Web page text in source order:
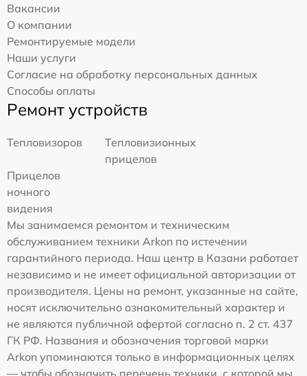
Вакансии
О компании
Ремонтируемые модели
Наши услуги
Согласие на обработку персональных данных
Способы оплаты
Ремонт устройств
Тепловизоров
Тепловизионных
прицелов
Прицелов
ночного
видения
Мы занимаемся ремонтом и техническим
обслуживанием техники Arkon по истечении
гарантийного периода. Наш центр в Казани работает
независимо и не имеет официальной авторизации от
производителя. Цены на ремонт, указанные на сайте,
носят исключительно ознакомительный характер и
не являются публичной офертой согласно п. 2 ст. 437
ГК РФ. Названия и обозначения торговой марки
Arkon упоминаются только в информационных целях